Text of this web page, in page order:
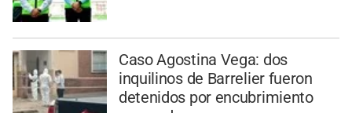
Caso Agostina Vega: dos
inquilinos de Barrelier fueron
detenidos por encubrimiento